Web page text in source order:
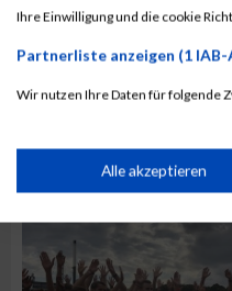
ALBUM B2RUN KÖLN
Ihre Einwilligung und die cookie
Partnerliste anzeigen (1
Wir nutzen Ihre Daten für folgende
Speichern von oder
Verwendung reduzierter
Alle akzeptieren